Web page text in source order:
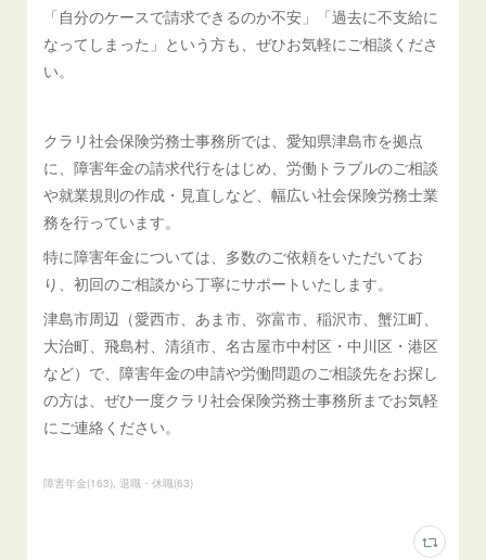
「自分のケースで請求できるのか不安」「過去に不支給に
なってしまった」という方も、ぜひお気軽にご相談くださ
い。
クラリ社会保険労務士事務所では、愛知県津島市を拠点
に、障害年金の請求代行をはじめ、労働トラブルのご相談
や就業規則の作成・見直しなど、幅広い社会保険労務士業
務を行っています。
特に障害年金については、多数のご依頼をいただいてお
り、初回のご相談から丁寧にサポートいたします。
津島市周辺（愛西市、あま市、弥富市、稲沢市、蟹江町、
大治町、飛島村、清須市、名古屋市中村区・中川区・港区
など）で、障害年金の申請や労働問題のご相談先をお探し
の方は、ぜひ一度クラリ社会保険労務士事務所までお気軽
にご連絡ください。
障害年金(163) 退職・休職(63)